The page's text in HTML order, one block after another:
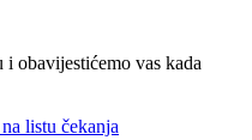
obavijestićemo vas kada
listu čekanja